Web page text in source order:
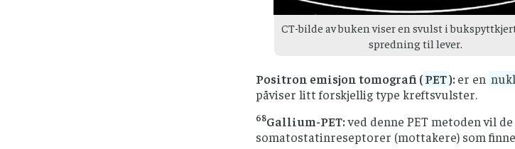
CT-bilde av buken viser en svulst i
spredning til lever.
Positron emisjon tomografi (PET):er en
påviser litt forskjellig type kreftsvulster.
68Gallium-PET:ved denne PET metoden vil
somatostatinreseptorer (mottakere) som